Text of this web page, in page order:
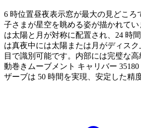
6 時位置昼夜表示窓が最大の見どころ
子さまが星空を眺める姿が描かれて
は太陽と月が対称に配置され、24 時
は真夜中には太陽または月がディス
目で識別可能です。内部には完璧な
動巻きムーブメント キャリバー
ザーブは 50 時間を実現、安定した精